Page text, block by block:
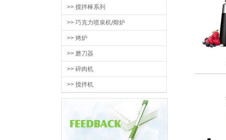
>> 搅拌棒系列
>> 巧克力喷泉机/熔炉
>> 烤炉
>> 磨刀器
>> 碎肉机
>> 搅拌机